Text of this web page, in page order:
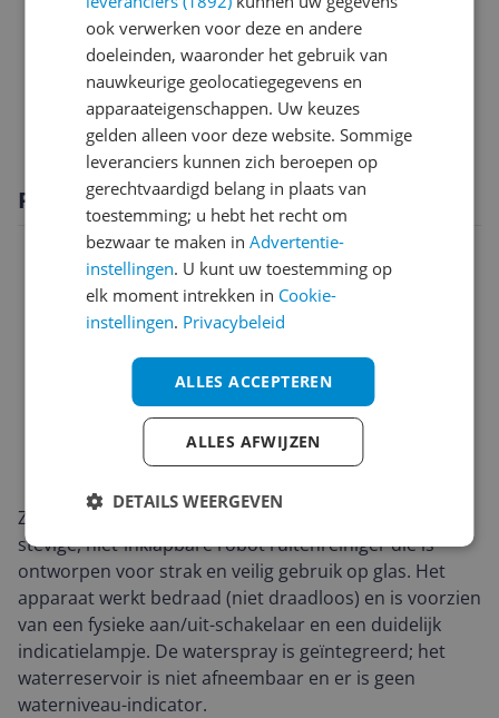
Productinformatie
Technisch
Verpakking
Productomschrijving
Zoef Robot Raamwasser Evert met waterspray is een
stevige, niet-inklapbare robot ruitenreiniger die is
ontworpen voor strak en veilig gebruik op glas. Het
apparaat werkt bedraad (niet draadloos) en is voorzien
van een fysieke aan/uit-schakelaar en een duidelijk
indicatielampje. De waterspray is geïntegreerd; het
waterreservoir is niet afneembaar en er is geen
waterniveau-indicator.
ook verwerken voor deze en andere
doeleinden, waaronder het gebruik van
nauwkeurige geolocatiegegevens en
apparaateigenschappen. Uw keuzes
gelden alleen voor deze website. Sommige
leveranciers kunnen zich beroepen op
gerechtvaardigd belang in plaats van
toestemming; u hebt het recht om
bezwaar te maken inAdvertentie-
instellingen. U kunt uw toestemming op
elk moment intrekken in Cookie-
instellingen. Privacybeleid
ALLES ACCEPTEREN
ALLES AFWIJZEN
DETAILS WEERGEVEN